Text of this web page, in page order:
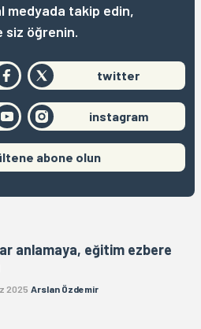
medyada takip edin,
siz öğrenin.
twitter
instagram
abone olun
anlamaya, eğitim ezbere
2025 Arslan Özdemir